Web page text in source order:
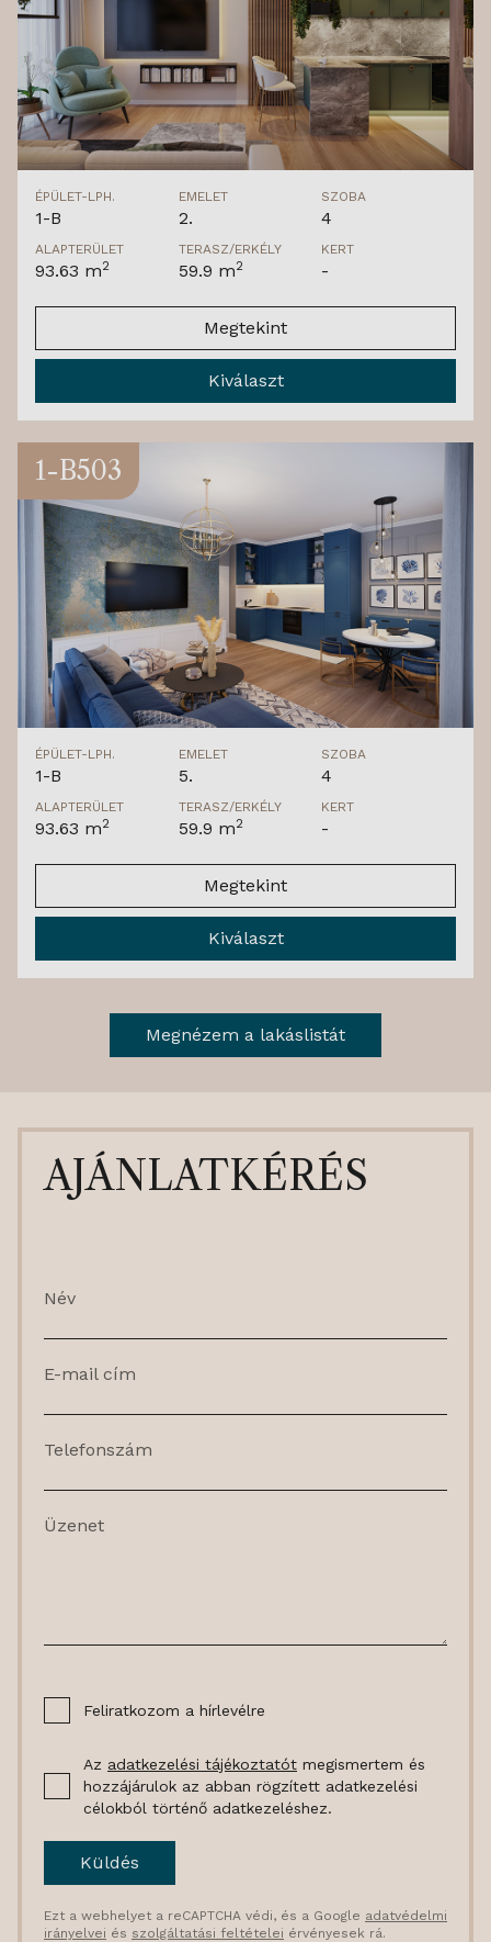
ÉPÜLET-LPH.
1-B
EMELET
2.
SZOBA
4
ALAPTERÜLET
93.63 m2
TERASZ/ERKÉLY
59.9 m2
KERT
-
Megtekint
Kiválaszt
1-B503
ÉPÜLET-LPH.
1-B
EMELET
5.
SZOBA
4
ALAPTERÜLET
93.63 m2
TERASZ/ERKÉLY
59.9 m2
KERT
-
Megtekint
Kiválaszt
Megnézem a lakáslistát
AJÁNLATKÉRÉS
Név
E-mail cím
Telefonszám
Üzenet
Feliratkozom a hírlevélre
Az adatkezelési tájékoztatót megismertem és
hozzájárulok az abban rögzített adatkezelési
célokból történő adatkezeléshez.
Küldés
Ezt a webhelyet a reCAPTCHA védi, és a Google adatvédelmi
irányelvei és szolgáltatási feltételei érvényesek rá.